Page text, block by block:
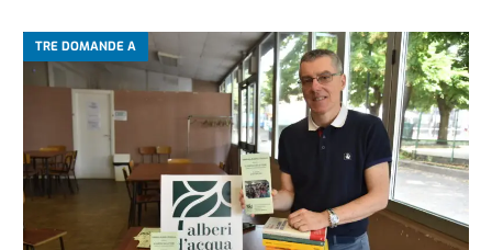
TRE DOMANDE A